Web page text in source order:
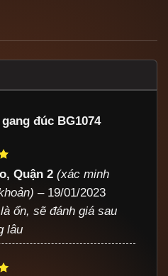
đúc BG1074
Quận 2(xác minh
– 19/01/2023
ổn, sẽ đánh giá sau
lâu